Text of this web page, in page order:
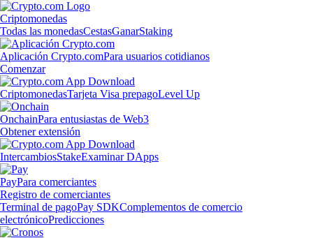
Criptomonedas
Todas las monedasCestasGanarStaking
Aplicación Crypto.comPara usuarios cotidianos
Comenzar
CriptomonedasTarjeta Visa prepagoLevel Up
OnchainPara entusiastas de Web3
Obtener extensión
IntercambiosStakeExaminar DApps
PayPara comerciantes
Registro de comerciantes
Terminal de pagoPay SDKComplementos de comercio
electrónicoPredicciones